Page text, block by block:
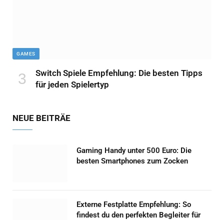
GAMES
Switch Spiele Empfehlung: Die besten Tipps
für jeden Spielertyp
NEUE BEITRÄE
Gaming Handy unter 500 Euro: Die
besten Smartphones zum Zocken
Externe Festplatte Empfehlung: So
findest du den perfekten Begleiter für